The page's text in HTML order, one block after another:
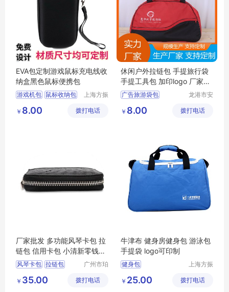
EVA包定制游戏鼠标充电线收
纳盒黑色鼠标便携包
游戏机包 鼠标收纳包
上海方振
有限公司
￥ 8.00 拨打电话
休闲户外拉链包 手提旅行袋
手提工具包 加印logo 厂家定
制
广告旅游袋包
牛津布旅行袋
龙港市安
品厂（个
￥ 8.00 拨打电话
厂家批发 多功能风琴卡包 拉
链包 信用卡包 小清新零钱包
定制
风琴卡包 拉链包
广州市珀
限公司
￥ 35.00 拨打电话
牛津布 健身房健身包 游泳包
手提袋 logo可印制
健身包
上海方振
有限公司
￥ 25.00 拨打电话